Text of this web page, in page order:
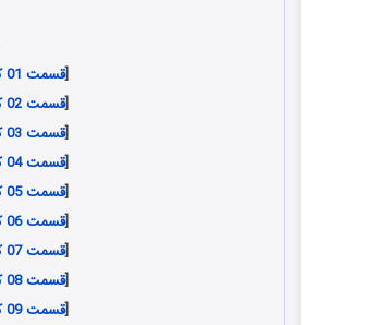
[قسمت 01 کیفیت 1080p
[قسمت 02 کیفیت 1080p
[قسمت 03 کیفیت 1080p
[قسمت 04 کیفیت 1080p
[قسمت 05 کیفیت 1080p
[قسمت 06 کیفیت 1080p
[قسمت 07 کیفیت 1080p
[قسمت 08 کیفیت 1080p
[قسمت 09 کیفیت 1080p